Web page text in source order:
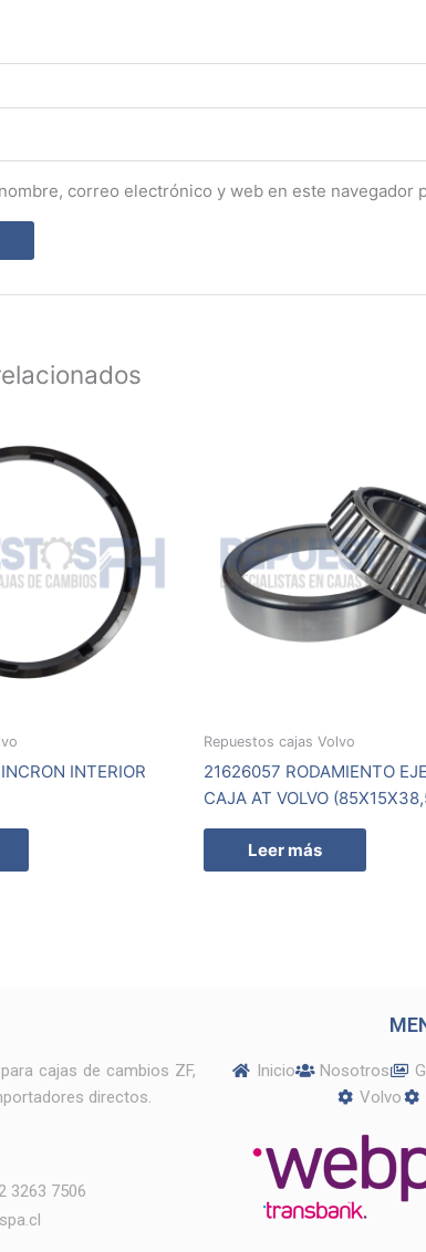
correo electrónico y web en este navegador
INTERIOR
Repuestos cajas Volvo
21626057 RODAMIENTO
CAJA AT VOLVO
Leer más
cajas de cambios ZF,
directos.
3263 7506
Inicio Nosotros
Volvo